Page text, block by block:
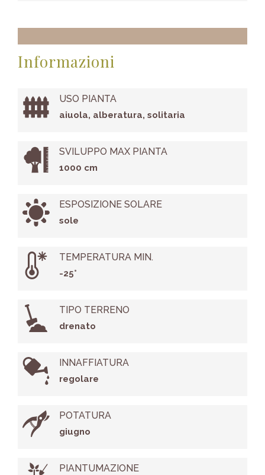
Informazioni
USO PIANTA
aiuola, alberatura, solitaria
SVILUPPO MAX PIANTA
1000 cm
ESPOSIZIONE SOLARE
sole
TEMPERATURA MIN.
-25°
TIPO TERRENO
drenato
INNAFFIATURA
regolare
POTATURA
giugno
PIANTUMAZIONE